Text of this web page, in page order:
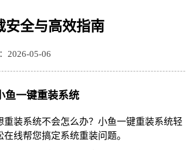
安全与高效指南
2026-05-06
鱼一键重装系统
重装系统不会怎么办？小鱼一键重装系统轻
在线帮您搞定系统重装问题。